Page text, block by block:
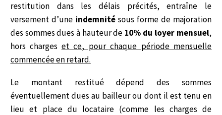
restitution dans les délais précités, entraîne le
versement d’une indemnité sous forme de majoration
des sommes dues à hauteur de 10% du loyer mensuel,
hors charges et ce, pour chaque période mensuelle
commencée en retard.
Le montant restitué dépend des sommes
éventuellement dues au bailleur ou dont il est tenu en
lieu et place du locataire (comme les charges de